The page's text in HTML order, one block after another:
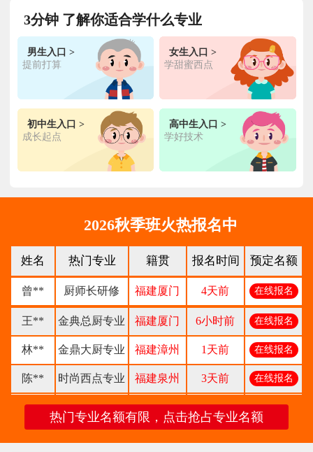
3分钟 了解你适合学什么专业
男生入口 >
提前打算
女生入口 >
学甜蜜西点
初中生入口 >
成长起点
高中生入口 >
学好技术
2026秋季班火热报名中
姓名 热门专业 籍贯 报名时间 预定名额
王** 金典总厨专业 福建厦门 6小时前
林** 金鼎大厨专业 福建漳州 1天前 在线报名
时尚西点专业 福建泉州 在线报名
张** 金领大厨专业 福建厦门 8小时前 在线报名
钟** 经典西点专业 福建龙岩 5天前 在线报名
经典西点专业 在线报名
赖** 福建三明 16小时前
大厨精英专业 福建福州 3天前
谢** 西点店长班 福建厦门 4天前 在线报名
曾** 厨师长研修 福建厦门 4天前 在线报名
王** 金典总厨专业 福建厦门 6小时前 在线报名
林** 金鼎大厨专业 福建漳州 1天前 在线报名
陈** 时尚西点专业 福建泉州 3天前 在线报名
张** 金领大厨专业 福建厦门 8小时前 在线报名
钟** 经典西点专业 福建龙岩 5天前 在线报名
热门专业名额有限，点击抢占专业名额